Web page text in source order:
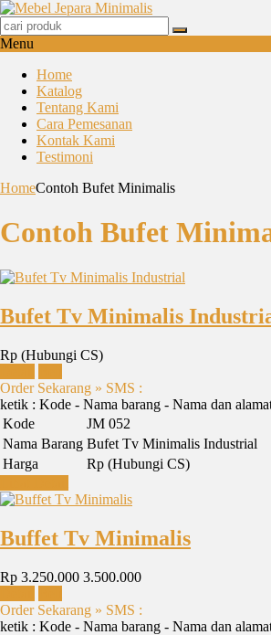
Menu
Home
Katalog
Tentang Kami
Cara Pemesanan
Kontak Kami
Testimoni
HomeContoh Bufet Minimalis
Contoh Bufet
Bufet Tv Minimalis
Rp (Hubungi CS)
Order Sekarang » SMS :
ketik : Kode - Nama barang - Nama dan
Kode
JM 052
Nama Barang Bufet Tv Minimalis Industrial
Harga
Rp (Hubungi CS)
Buffet Tv Minimalis
Rp 3.250.000 3.500.000
Order Sekarang » SMS :
ketik : Kode - Nama barang - Nama dan